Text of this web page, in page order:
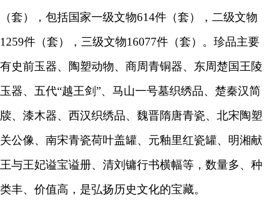
（套），包括国家一级文物614件（套），二级文物
1259件（套），三级文物16077件（套）。珍品主要
有史前玉器、陶塑动物、商周青铜器、东周楚国王陵
玉器、五代“越王剑”、马山一号墓织绣品、楚秦汉简
牍、漆木器、西汉织绣品、魏晋隋唐青瓷、北宋陶塑
关公像、南宋青瓷荷叶盖罐、元釉里红瓷罐、明湘献
王与王妃谥宝谥册、清刘镛行书横幅等，数量多、种
类丰、价值高，是弘扬历史文化的宝藏。